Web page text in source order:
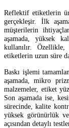
Reflektif etiketlerin
gerçekleşir. İlk
müşterilerin
aşamada, yüksek
kullanılır.
etiketlerin uzun süre
Baskı işlemi
aşamada, mikro
malzemeler, etiket
Son aşamada ise,
sürecinde, kalite
yüksek görünürlük ve
açısından detaylı